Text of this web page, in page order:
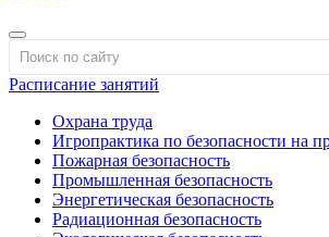
Расписание занятий
Охрана труда
Игропрактика по безопасности на
Пожарная безопасность
Промышленная безопасность
Энергетическая безопасность
Радиационная безопасность